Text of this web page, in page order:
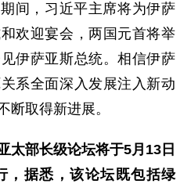
间，习近平主席将为伊萨
欢迎宴会，两国元首将举
伊萨亚斯总统。相信伊萨
系全面深入发展注入新动
断取得新进展。
太部长级论坛将于5月13日
，据悉，该论坛既包括绿